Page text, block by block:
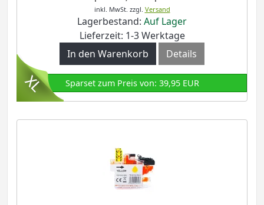
inkl. MwSt. zzgl. Versand
Lagerbestand: Auf Lager
Lieferzeit: 1-3 Werktage
In den Warenkorb
Details
Sparset zum Preis von: 39,95 EUR